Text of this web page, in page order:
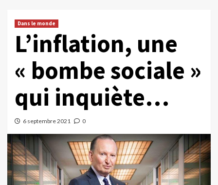
Dans le monde
L’inflation, une
« bombe sociale »
qui inquiète…
6 septembre 2021 0